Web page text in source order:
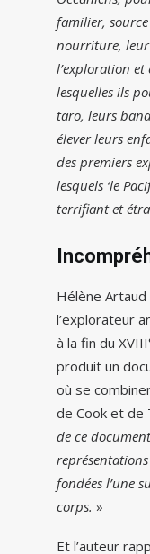
familier,
nourriture,
l’exploration et
lesquelles ils
taro, leurs
élever leurs
des premiers
lesquels ‘le
terrifiant et
Hélène
l’explorateur
à la fin du
produit un
où se
de Cook et de
de ce
représentations
fondées l’une
corps. »
Et l’auteur